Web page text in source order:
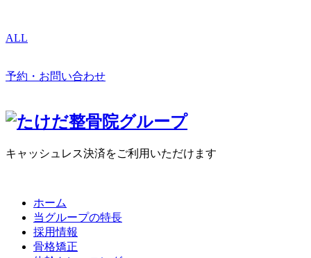
ALL
予約・お問い合わせ
キャッシュレス決済をご利用いただけます
ホーム
当グループの特長
採用情報
骨格矯正